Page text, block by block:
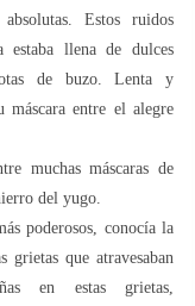
Estos ruidos
estaba llena de dulces
de buzo. Lenta y
máscara entre el alegre
muchas máscaras de
del yugo.
poderosos, conocía la
grietas que atravesaban
en estas grietas,